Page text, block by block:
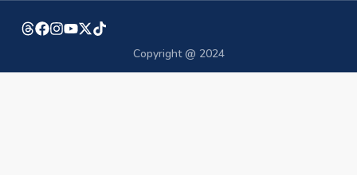
Copyright @ 2024